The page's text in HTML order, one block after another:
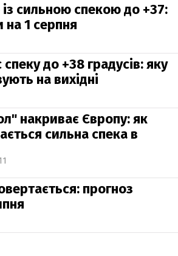
із сильною спекою до +37:
на 1 серпня
до +38 градусів: яку
на вихідні
накриває Європу: як
сильна спека в
прогноз